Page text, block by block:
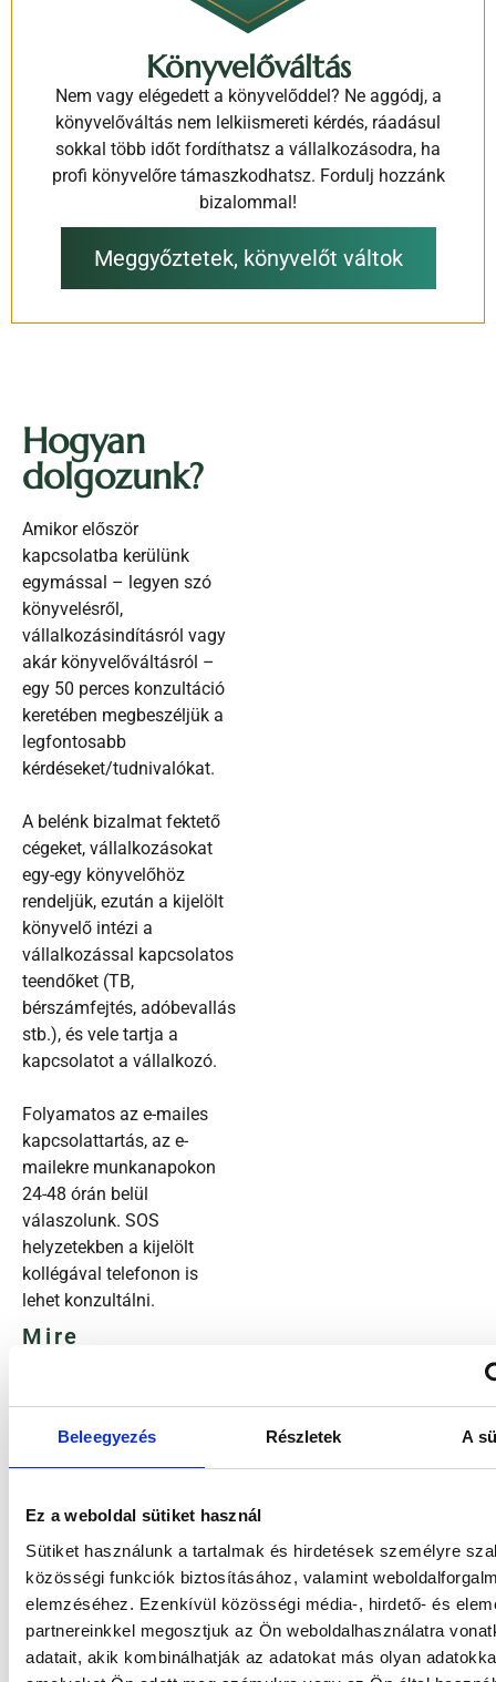
Beleegyezés
Sütiket használunk a tartalmak és hirdetések személyre
szabásához, közösségi funkciók biztosításához,
valamint weboldalforgalmunk elemzéséhez. Ezenkívül
közösségi média-, hirdető- és elemező partnereinkkel
megosztjuk az Ön weboldalhasználatra vonatkozó
adatait, akik kombinálhatják az adatokat más olyan
adatokkal, amelyeket Ön adott meg számukra vagy az
Ön által használt más szolgáltatásokból gyűjtöttek.
Hozzájárulás
kiválasztása
Nélkülözhetetlen sütik
Preferencia sütik
Statisztikai sütik
Marketing sütik
Mindent engedélyez
Kiválasztás engedélyezése
Könyvelőváltás
Nem vagy elégedett a könyvelőddel? Ne aggódj, a
könyvelőváltás nem lelkiismereti kérdés, ráadásul
sokkal több időt fordíthatsz a vállalkozásodra, ha
profi könyvelőre támaszkodhatsz. Fordulj hozzánk
bizalommal!
Meggyőztetek, könyvelőt váltok
Hogyan
dolgozunk?
Amikor először
kapcsolatba kerülünk
egymással – legyen szó
könyvelésről,
vállalkozásindításról vagy
akár könyvelőváltásról –
egy 50 perces konzultáció
keretében megbeszéljük a
legfontosabb
kérdéseket/tudnivalókat.
A belénk bizalmat fektető
cégeket, vállalkozásokat
egy-egy könyvelőhöz
rendeljük, ezután a kijelölt
könyvelő intézi a
vállalkozással kapcsolatos
teendőket (TB,
bérszámfejtés, adóbevallás
stb.), és vele tartja a
kapcsolatot a vállalkozó.
Folyamatos az e-mailes
kapcsolattartás, az e-
mailekre munkanapokon
24-48 órán belül
válaszolunk. SOS
helyzetekben a kijelölt
kollégával telefonon is
lehet konzultálni.
Mire
határidőre teljesítjük,
amennyiben az
információk
állnak.
A fizetési határidőket és
összegeket mindig
személyre szabottan
küldjük ki az
ügyfeleknek.